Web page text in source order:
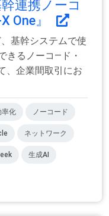
連携ノーコ
One』
基幹システムで使
きるノーコ―ド・
、企業間取引にお
率化 ノーコード
ネットワーク
生成AI